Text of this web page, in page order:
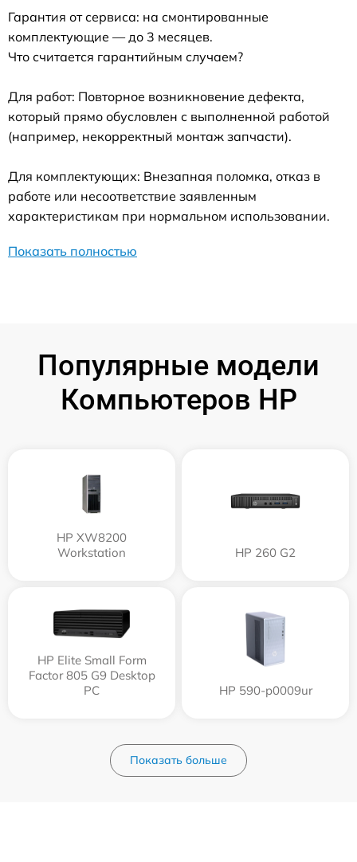
Гарантия от сервиса: на смонтированные
комплектующие — до 3 месяцев.
Что считается гарантийным случаем?
Для работ: Повторное возникновение дефекта,
который прямо обусловлен с выполненной работой
(например, некорректный монтаж запчасти).
Для комплектующих: Внезапная поломка, отказ в
работе или несоответствие заявленным
характеристикам при нормальном использовании.
Показать полностью
Популярные модели
Компьютеров HP
HP XW8200
Workstation
HP 260 G2
HP Elite Small Form
Factor 805 G9 Desktop
PC
HP 590-p0009ur
Показать больше